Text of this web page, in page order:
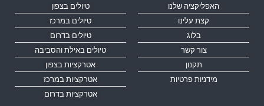
האפליקציה שלנו
קצת עלינו
בלוג
צור קשר
תקנון
מידניות פרטיות
טיולים בצפון
טיולים במרכז
טיולים בדרום
טיולים באילת והסביבה
אטרקציות בצפון
אטרקציות במרכז
אטרקציות בדרום